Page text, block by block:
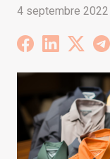
4 septembre 2022